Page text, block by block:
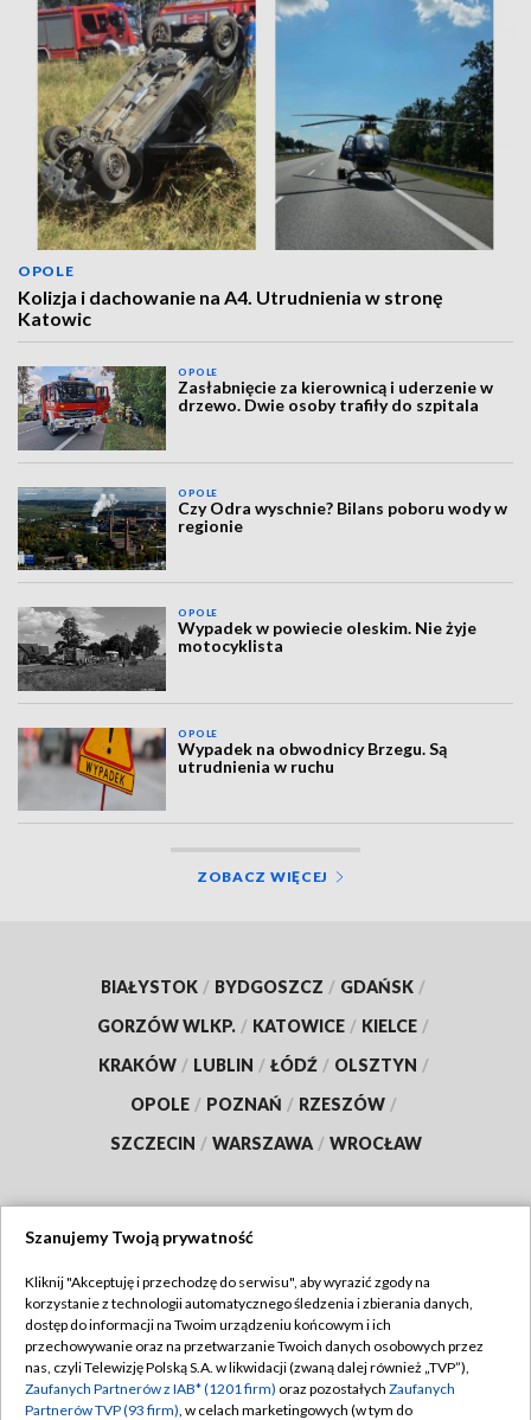
OPOLE
Kolizja i dachowanie na A4. Utrudnienia w stronę
Katowic
OPOLE
Zasłabnięcie za kierownicą i uderzenie w
drzewo. Dwie osoby trafiły do szpitala
OPOLE
Czy Odra wyschnie? Bilans poboru wody w
regionie
OPOLE
Wypadek w powiecie oleskim. Nie żyje
motocyklista
OPOLE
Wypadek na obwodnicy Brzegu. Są
utrudnienia w ruchu
ZOBACZ WIĘCEJ
BIAŁYSTOK / BYDGOSZCZ / GDAŃSK /
GORZÓW WLKP. / KATOWICE / KIELCE /
KRAKÓW / LUBLIN / ŁÓDŹ / OLSZTYN /
OPOLE / POZNAŃ / RZESZÓW /
SZCZECIN / WARSZAWA / WROCŁAW
TVP
Abonament TVP
Emisja w TVP
Regulamin TVP
Polityka prywatności
Szanujemy Twoją prywatność
Kliknij "Akceptuję i przechodzę do serwisu", aby wyrazić zgody na
korzystanie z technologii automatycznego śledzenia i zbierania danych,
dostęp do informacji na Twoim urządzeniu końcowym i ich
przechowywanie oraz na przetwarzanie Twoich danych osobowych przez
nas, czyli Telewizję Polską S.A. w likwidacji (zwaną dalej również „TVP”),
Zaufanych Partnerów z IAB* (1201 firm) oraz pozostałych Zaufanych
Partnerów TVP (93 firm), w celach marketingowych (w tym do